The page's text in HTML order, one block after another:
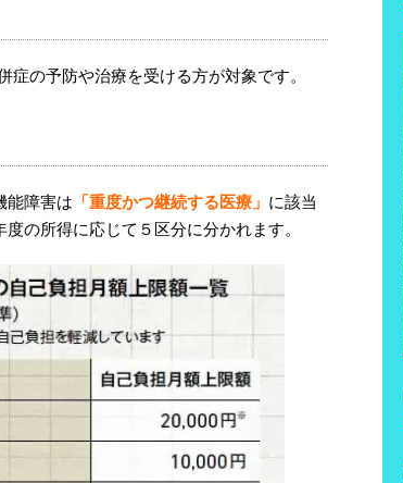
の予防や治療を受ける方が対象です。
能障害は 「重度かつ継続する医療」 に該当
の所得に応じて５区分に分かれます。